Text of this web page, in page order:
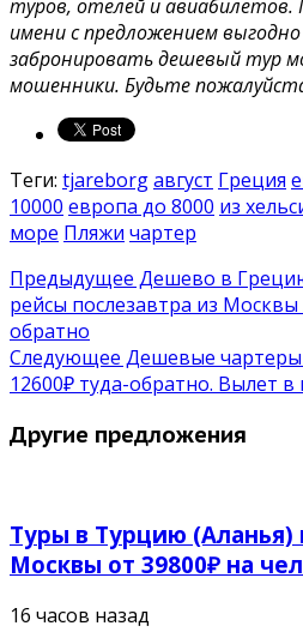
туров, отелей и
имени с предложением
забронировать дешевый тур
мошенники. Будьте
Теги: tjareborgавгуст Греция
10000 европа до 8000 из
море Пляжи чартер
Предыдущее Дешево в
рейсы послезавтра из Москвы
обратно
Следующее Дешевые
12600₽ туда-обратно. Вылет в
Другие предложения
Туры в Турцию
Москвы от 39800₽ на
16 часов назад